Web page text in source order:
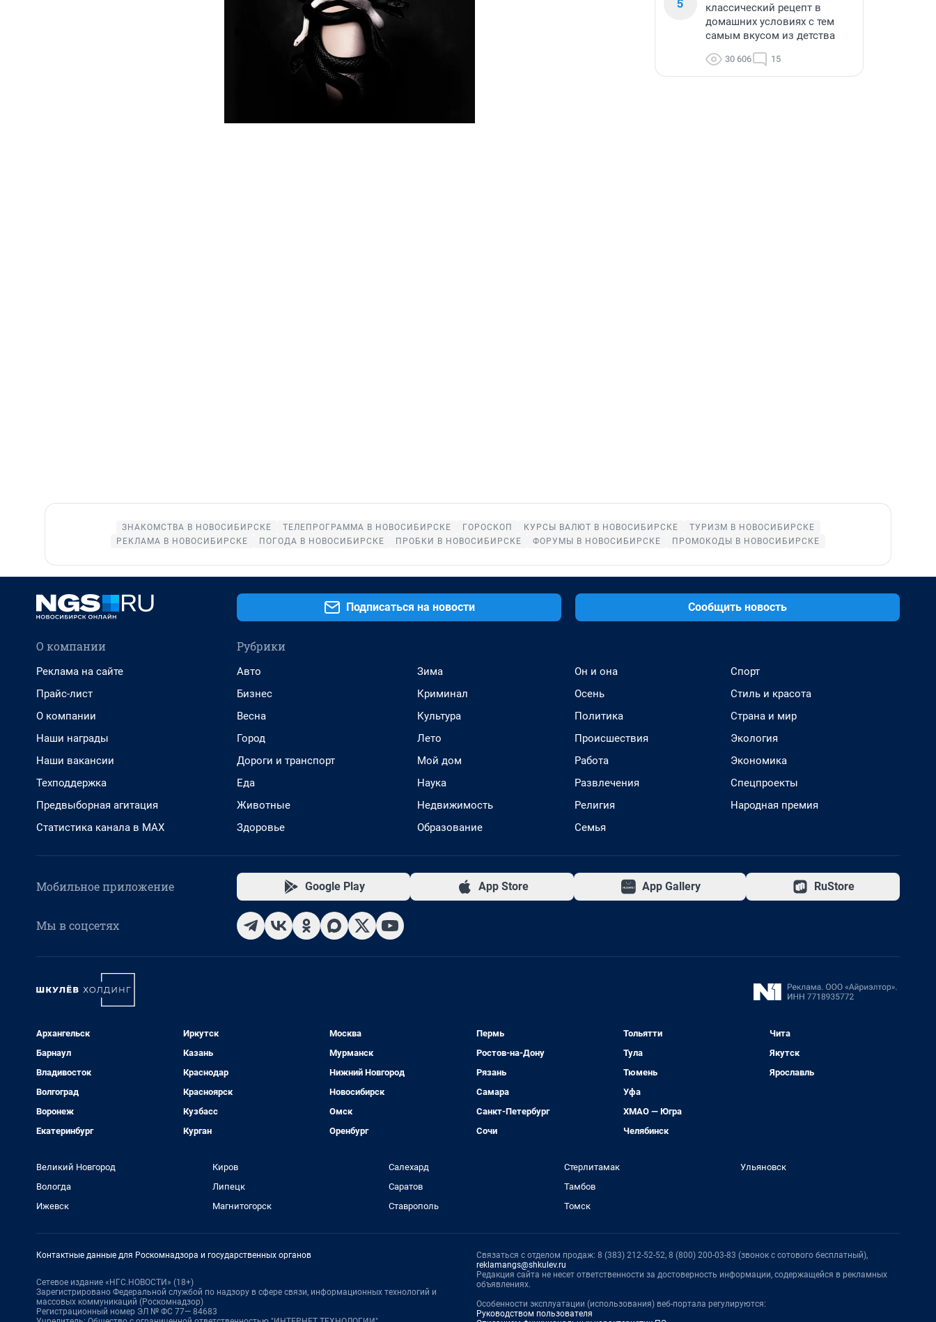
классический рецепт в
домашних условиях с тем
самым вкусом из детства
30 606 15
ЗНАКОМСТВА В НОВОСИБИРСКЕ ТЕЛЕПРОГРАММА В НОВОСИБИРСКЕ ГОРОСКОП КУРСЫ ВАЛЮТ В НОВОСИБИРСКЕ
ТУРИЗМ В НОВОСИБИРСКЕ
РЕКЛАМА В НОВОСИБИРСКЕ
ПОГОДА В НОВОСИБИРСКЕ ПРОБКИ В НОВОСИБИРСКЕ ФОРУМЫ В НОВОСИБИРСКЕ ПРОМОКОДЫ В НОВОСИБИРСКЕ
Подписаться на новости Сообщить новость
О компании
Реклама на сайте
Прайс-лист
О компании
Наши награды
Наши вакансии
Техподдержка
Предвыборная агитация
Статистика канала в MAX
Рубрики
Авто
Бизнес
Весна
Город
Дороги и транспорт
Еда
Животные
Здоровье
Зима
Криминал
Культура
Лето
Мой дом
Наука
Недвижимость
Образование
Он и она
Осень
Политика
Происшествия
Работа
Развлечения
Религия
Семья
Спорт
Стиль и красота
Страна и мир
Экология
Экономика
Спецпроекты
Народная премия
Мобильное приложение Google Play App Store App Gallery RuStore
Мы в соцсетях
Архангельск
Барнаул
Владивосток
Волгоград
Воронеж
Екатеринбург
Иркутск
Казань
Краснодар
Красноярск
Кузбасс
Курган
Москва
Мурманск
Нижний Новгород
Новосибирск
Омск
Оренбург
Пермь
Ростов-на-Дону
Рязань
Самара
Санкт-Петербург
Сочи
Тольятти
Тула
Тюмень
Уфа
ХМАО — Югра
Челябинск
Чита
Якутск
Ярославль
Великий Новгород
Вологда
Ижевск
Киров
Липецк
Магнитогорск
Салехард
Саратов
Ставрополь
Стерлитамак
Тамбов
Томск
Ульяновск
Контактные данные для Роскомнадзора и государственных органов
Сетевое издание «НГС.НОВОСТИ» (18+)
Зарегистрировано Федеральной службой по надзору в сфере связи, информационных технологий и
массовых коммуникаций (Роскомнадзор)
Регистрационный номер ЭЛ № ФС 77— 84683
Связаться с отделом продаж: 8 (383) 212-52-52, 8 (800) 200-03-83 (звонок с сотового бесплатный),
reklamangs@shkulev.ru
Редакция сайта не несет ответственности за достоверность информации, содержащейся в рекламных
объявлениях.
Особенности эксплуатации (использования) веб-портала регулируются:
Руководством пользователя